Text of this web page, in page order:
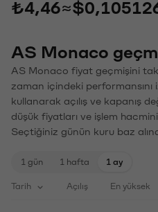
₺4,46≈
AS Monaco
AS Monaco fiyat geçmişini
zaman içindeki performansını
kullanarak açılış ve kapanış
düşük fiyatları ve işlem
Seçtiğiniz günün kuru baz
1 gün 1 hafta 1 ay
Tarih Açılış En yüksek